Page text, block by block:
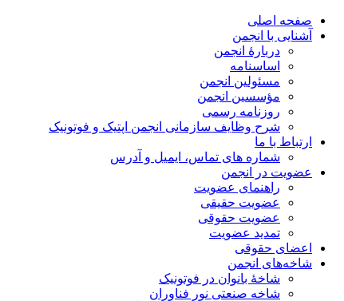
صفحه اصلی
آشنایی با انجمن
دربارۀ انجمن
اساسنامه
مسئولین انجمن
مؤسسین انجمن
روزنامه رسمی
شرح وظایف سازمانی انجمن اپتیک و فوتونیک
ارتباط با ما
شماره های تماس، ایمیل و آدرس
عضویت در انجمن
راهنمای عضویت
عضویت حقیقی
عضویت حقوقی
تمدید عضویت
اعضای حقوقی
شاخه‌های انجمن
شاخۀ بانوان در فوتونیک
شاخه صنعتی نور فناوران